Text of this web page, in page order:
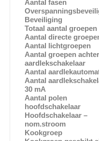
Aantal fasen
Beveiliging
Totaal aantal groepen
Aantal directe
Aantal lichtgroepen
Aantal groepen achter
aardlekschakelaar
Aantal
Aantal
30 mA
Aantal polen
hoofdschakelaar
Hoofdschakelaar –
nom.stroom
Kookgroep